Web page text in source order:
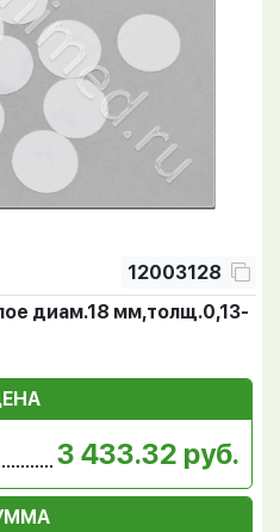
12003128
диам.18 мм,толщ.0,13-
3 433.32 руб.